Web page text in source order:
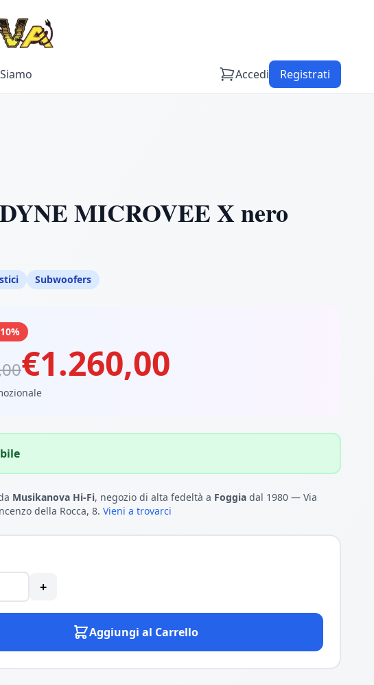
Accedi Registrati
MICROVEE X nero
Subwoofers
€1.260,00
Musikanova Hi-Fi, negozio di alta fedeltà a Foggia dal 1980 — Via
della Rocca, 8. Vieni a trovarci
+
Aggiungi al Carrello